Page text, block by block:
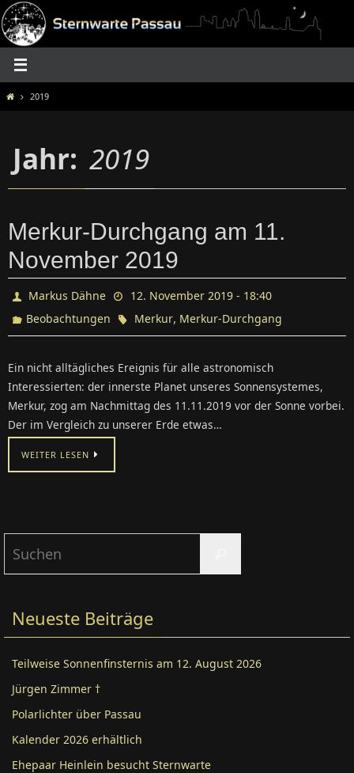
Zum
Inhalt
springen
Home2019
Jahr: 2019
Merkur-Durchgang am 11.
November 2019
Markus Dähne
12. November 2019 - 18:40
Beobachtungen
Merkur, Merkur-Durchgang
Ein nicht alltägliches Ereignis für alle astronomisch
Interessierten: der innerste Planet unseres Sonnensystemes,
Merkur, zog am Nachmittag des 11.11.2019 vor der Sonne vorbei.
Der im Vergleich zu unserer Erde etwas…
WEITER LESEN
Neueste Beiträge
Teilweise Sonnenfinsternis am 12. August 2026
Jürgen Zimmer †
Polarlichter über Passau
Kalender 2026 erhältlich
Ehepaar Heinlein besucht Sternwarte